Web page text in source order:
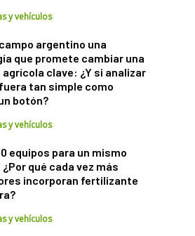
y vehículos
argentino una
que promete cambiar una
clave: ¿Y si analizar
tan simple como
botón?
y vehículos
equipos para un mismo
qué cada vez más
incorporan fertilizante
y vehículos